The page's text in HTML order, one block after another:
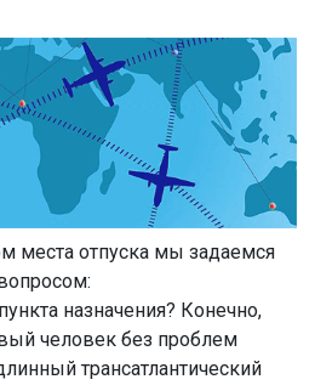
места отпуска мы задаемся
назначения? Конечно,
человек без проблем
трансатлантический